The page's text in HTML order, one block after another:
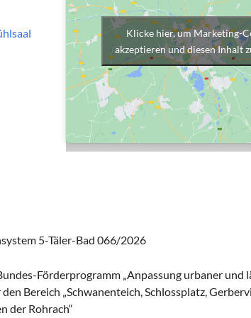
Klicke hier, um Marketing-
akzeptieren und diesen Inhalt
5-Täler-Bad 066/2026
Förderprogramm „Anpassung urbaner und
Bereich „Schwanenteich, Schlossplatz,
der Rohrach“